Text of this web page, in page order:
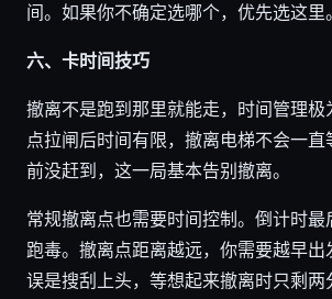
间。如果你不确定选哪个，优先选这里。
六、卡时间技巧
撤离不是跑到那里就能走，时间管理极
点拉闸后时间有限，撤离电梯不会一
前没赶到，这一局基本告别撤离。
常规撤离点也需要时间控制。倒计时最
跑毒。撤离点距离越远，你需要越早
误是搜刮上头，等想起来撤离时只剩两